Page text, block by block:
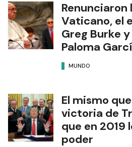
Renunciaron
Vaticano, el
Greg Burke
Paloma
MUNDO
El mismo
victoria de
que en 2019
poder